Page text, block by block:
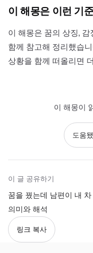
이 해몽은 이런 기
이 해몽은 꿈의 상징,
함께 참고해 정리했습
상황을 함께 떠올리면
이 해몽이
도움
이 글 공유하기
꿈을 꿨는데 남편이 내
의미와 해석
링크 복사